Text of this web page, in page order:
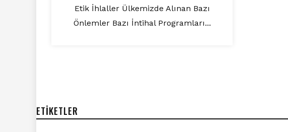
Etik İhlaller Ülkemizde Alınan Bazı
Önlemler Bazı İntihal Programları...
ETIKETLER